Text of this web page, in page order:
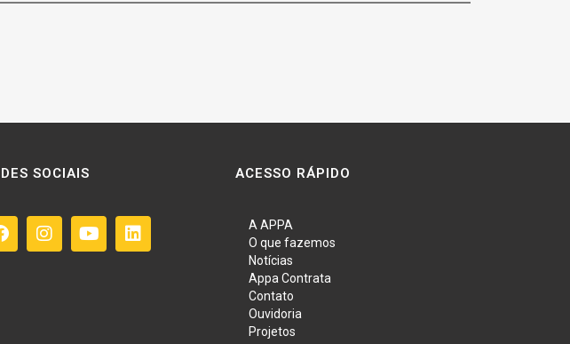
SOCIAIS ACESSO RÁPIDO
A APPA
O que fazemos
Notícias
Appa Contrata
Contato
Ouvidoria
Projetos